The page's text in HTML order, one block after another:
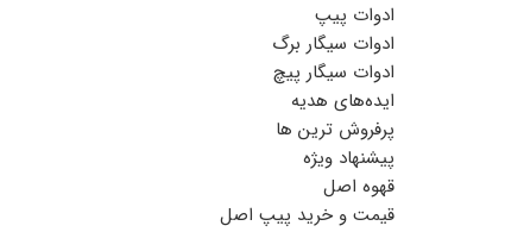
ادوات پیپ
ادوات سیگار برگ
ادوات سیگار پیچ
ایده‌های هدیه
پرفروش ترین ها
پیشنهاد ویژه
قهوه اصل
قیمت و خرید پیپ اصل